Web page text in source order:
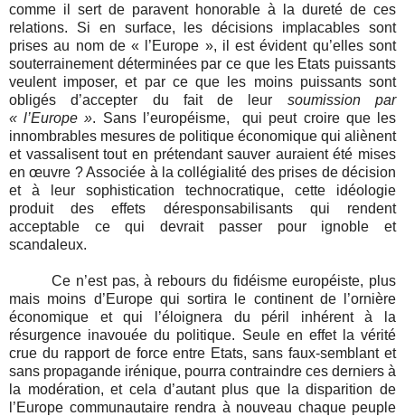
comme il sert de paravent honorable à la dureté de ces
relations. Si en surface, les décisions implacables sont
prises au nom de « l’Europe », il est évident qu’elles sont
souterrainement déterminées par ce que les Etats puissants
veulent imposer, et par ce que les moins puissants sont
obligés d’accepter du fait de leur soumission par
« l’Europe ». Sans l’européisme,
qui peut croire que les
innombrables mesures de politique économique qui aliènent
et vassalisent tout en prétendant sauver auraient été mises
en œuvre ? Associée à la collégialité des prises de décision
et à leur sophistication technocratique, cette idéologie
produit des effets déresponsabilisants qui rendent
acceptable ce qui devrait passer pour ignoble et
scandaleux.
Ce n’est pas, à rebours du fidéisme européiste, plus
mais moins d’Europe qui sortira le continent de l’ornière
économique et qui l’éloignera du péril inhérent à la
résurgence inavouée du politique. Seule en effet la vérité
crue du rapport de force entre Etats, sans faux-semblant et
sans propagande irénique, pourra contraindre ces derniers à
la modération, et cela d’autant plus que la disparition de
l’Europe communautaire rendra à nouveau chaque peuple